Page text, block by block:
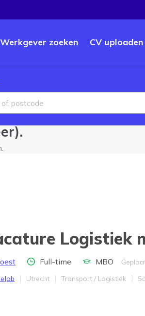
Werkgever zoeken CV uploaden
postcode
Logistiek
Aantal uren
Full-time Opleidingsniveau
MBO
Provincie
Utrecht Werkveld
Transport / Logistiek